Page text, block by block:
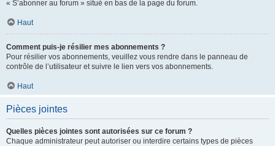
« S’abonner au forum » situé en bas de la page du forum.
Haut
Comment puis-je résilier mes abonnements ?
Pour résilier vos abonnements, veuillez vous rendre dans le panneau de
contrôle de l’utilisateur et suivre le lien vers vos abonnements.
Haut
Pièces jointes
Quelles pièces jointes sont autorisées sur ce forum ?
Chaque administrateur peut autoriser ou interdire certains types de pièces